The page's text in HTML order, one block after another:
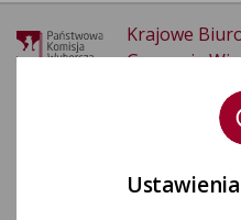
Krajowe
Gorzowie